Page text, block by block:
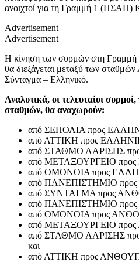
ανοιχτοί για τη Γραμμή 1 (ΗΣΑΠ)
Advertisement
Advertisement
Η κίνηση των συρμών στη Γραμμή
θα διεξάγεται μεταξύ των
Σύνταγμα – Ελληνικό.
Αναλυτικά, οι τελευταίοι
σταθμών, θα αναχωρούν:
από ΣΕΠΟΛΙΑ προς
από ΑΤΤΙΚΗ προς
από ΣΤΑΘΜΟ ΛΑΡΙΣΗΣ
από ΜΕΤΑΞΟΥΡΓΕΙΟ προς
από ΟΜΟΝΟΙΑ προς
από ΠΑΝΕΠΙΣΤΗΜΙΟ προς
από ΣΥΝΤΑΓΜΑ προς
από ΠΑΝΕΠΙΣΤΗΜΙΟ
από ΟΜΟΝΟΙΑ προς
από ΜΕΤΑΞΟΥΡΓΕΙΟ
από ΣΤΑΘΜΟ ΛΑΡΙΣΗΣ
και
από ΑΤΤΙΚΗ προς